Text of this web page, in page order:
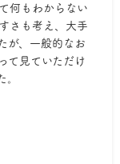
何もわからない
さも考え、大手
が、一般的なお
て見ていただけ
。